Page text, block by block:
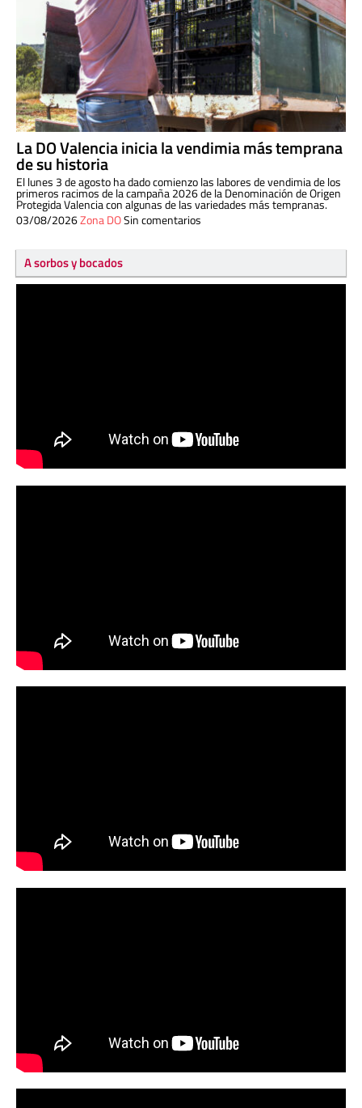
La DO Valencia inicia la vendimia más temprana
de su historia
El lunes 3 de agosto ha dado comienzo las labores de vendimia de los
primeros racimos de la campaña 2026 de la Denominación de Origen
Protegida Valencia con algunas de las variedades más tempranas.
03/08/2026Zona DOSin comentarios
A sorbos y bocados